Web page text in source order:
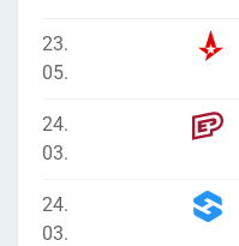
23.
05.
24.
03.
24.
03.